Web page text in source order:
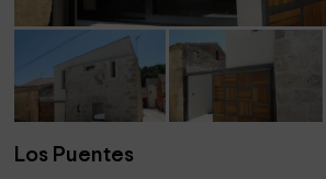
Los Puentes